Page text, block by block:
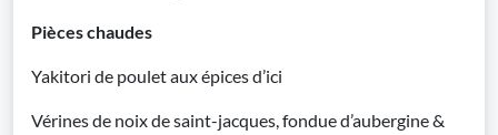
Pièces chaudes
Yakitori de poulet aux épices d’ici
Vérines de noix de saint-jacques, fondue d’aubergine &